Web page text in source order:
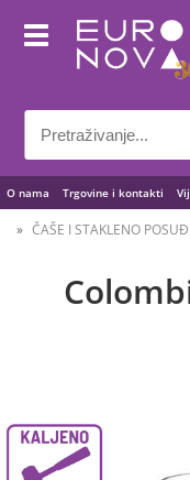
O nama Trgovine i kontakti
ČAŠE I STAKLENO